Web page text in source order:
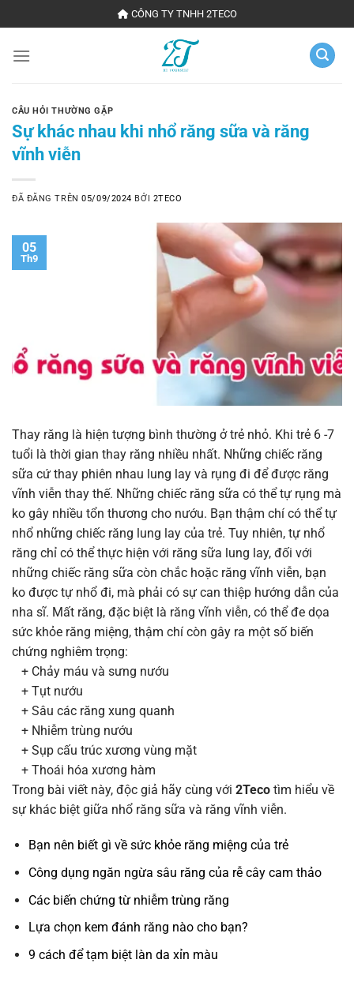
đến
nội
CÔNG TY TNHH 2TECO
CÂU HỎI THƯỜNG GẶP
Sự khác nhau khi nhổ răng sữa và răng
vĩnh viễn
ĐÃ ĐĂNG TRÊN05/09/2024 BỞI 2TECO
05
Th9
Thay răng là hiện tượng bình thường ở trẻ nhỏ. Khi trẻ 6 -7
tuổi là thời gian thay răng nhiều nhất. Những chiếc răng
sữa cứ thay phiên nhau lung lay và rụng đi để được răng
vĩnh viễn thay thế. Những chiếc răng sữa có thể tự rụng mà
ko gây nhiều tổn thương cho nướu. Bạn thậm chí có thể tự
nhổ những chiếc răng lung lay của trẻ. Tuy nhiên, tự nhổ
răng chỉ có thể thực hiện với răng sữa lung lay, đối với
những chiếc răng sữa còn chắc hoặc răng vĩnh viễn, bạn
ko được tự nhổ đi, mà phải có sự can thiệp hướng dẫn của
nha sĩ. Mất răng, đặc biệt là răng vĩnh viễn, có thể đe dọa
sức khỏe răng miệng, thậm chí còn gây ra một số biến
chứng nghiêm trọng:
+ Chảy máu và sưng nướu
+ Tụt nướu
+ Sâu các răng xung quanh
+ Nhiễm trùng nướu
+ Sụp cấu trúc xương vùng mặt
+ Thoái hóa xương hàm
Trong bài viết này, độc giả hãy cùng với 2Teco tìm hiểu về
sự khác biệt giữa nhổ răng sữa và răng vĩnh viễn.
Bạn nên biết gì về sức khỏe răng miệng của trẻ
Công dụng ngăn ngừa sâu răng của rễ cây cam thảo
Các biến chứng từ nhiễm trùng răng
Lựa chọn kem đánh răng nào cho bạn?
9 cách để tạm biệt làn da xỉn màu